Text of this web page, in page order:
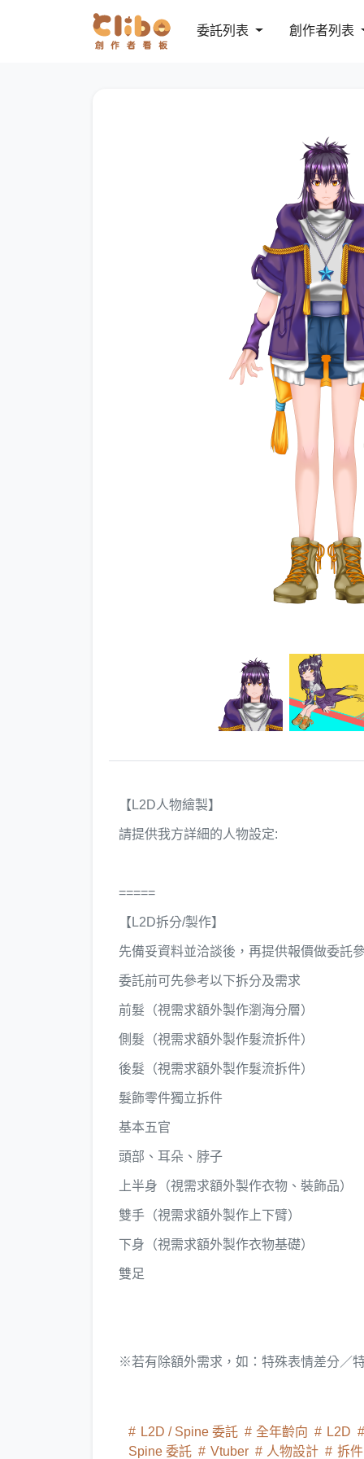
委託列表 創作者列表
【L2D人物繪製】
請提供我方詳細的人物設定:
=====
【L2D拆分/製作】
先備妥資料並洽談後，再提供報價做委託
委託前可先參考以下拆分及需求
前髮（視需求額外製作瀏海分層）
側髮（視需求額外製作髮流拆件）
後髮（視需求額外製作髮流拆件）
髮飾零件獨立拆件
基本五官
頭部、耳朵、脖子
上半身（視需求額外製作衣物、裝飾品）
雙手（視需求額外製作上下臂）
下身（視需求額外製作衣物基礎）
雙足
※若有除額外需求，如：特殊表情差分／
L2D / Spine 委託 全年齡向
L2D
Spine 委託
Vtuber 人物設計 拆